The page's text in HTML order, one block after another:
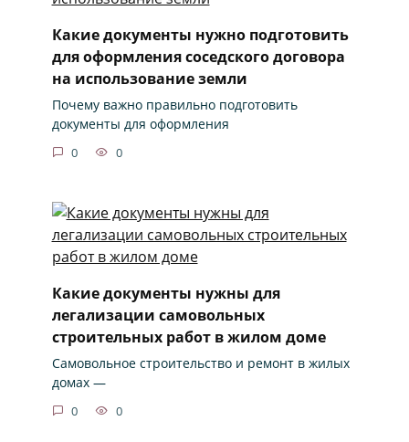
Какие документы нужно подготовить
для оформления соседского договора
на использование земли
Почему важно правильно подготовить
документы для оформления
0 0
Какие документы нужны для
легализации самовольных
строительных работ в жилом доме
Самовольное строительство и ремонт в жилых
домах —
0 0